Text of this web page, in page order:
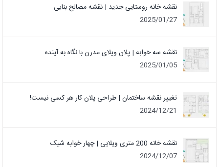
نقشه خانه روستایی جدید | نقشه مصالح بنایی
2025/01/27
نقشه سه خوابه | پلان ویلای مدرن با نگاه به آینده
2025/01/05
تغییر نقشه ساختمان | طراحی پلان کار هر کسی نیست!
2024/12/21
نقشه خانه 200 متری ویلایی | چهار خوابه شیک
2024/12/07